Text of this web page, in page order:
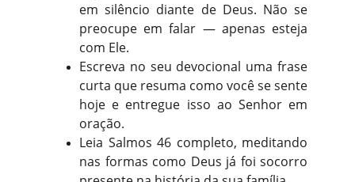
em silêncio diante de Deus. Não se
preocupe em falar — apenas esteja
com Ele.
Escreva no seu devocional uma frase
curta que resuma como você se sente
hoje e entregue isso ao Senhor em
oração.
Leia Salmos 46 completo, meditando
nas formas como Deus já foi socorro